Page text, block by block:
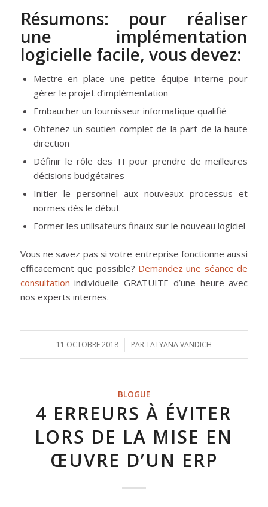
Résumons: pour réaliser
une implémentation
logicielle facile, vous devez:
Mettre en place une petite équipe interne pour
gérer le projet d’implémentation
Embaucher un fournisseur informatique qualifié
Obtenez un soutien complet de la part de la haute
direction
Définir le rôle des TI pour prendre de meilleures
décisions budgétaires
Initier le personnel aux nouveaux processus et
normes dès le début
Former les utilisateurs finaux sur le nouveau logiciel
Vous ne savez pas si votre entreprise fonctionne aussi
efficacement que possible? Demandez une séance de
consultation individuelle GRATUITE d’une heure avec
nos experts internes.
11 OCTOBRE 2018
/ PARTATYANA VANDICH
BLOGUE
4 ERREURS À ÉVITER
LORS DE LA MISE EN
ŒUVRE D’UN ERP